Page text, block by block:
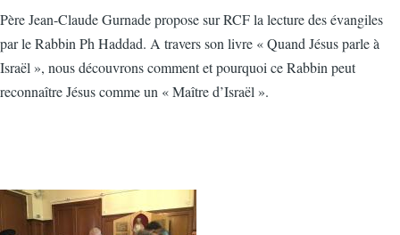
Père Jean-Claude Gurnade propose sur RCF la lecture des évangiles
par le Rabbin Ph Haddad. A travers son livre « Quand Jésus parle à
Israël », nous découvrons comment et pourquoi ce Rabbin peut
reconnaître Jésus comme un « Maître d’Israël ».